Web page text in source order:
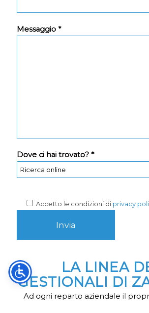
Messaggio *
Dove ci hai trovato? *
Accetto le condizioni di privacy
LA LINEA
GESTIONALI DI
Ad ogni reparto aziendale il